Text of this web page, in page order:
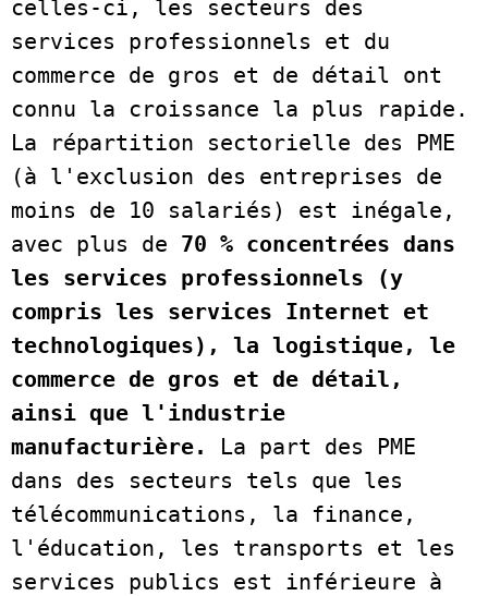
celles-ci, les secteurs des
services professionnels et du
commerce de gros et de détail ont
connu la croissance la plus rapide.
La répartition sectorielle des PME
(à l'exclusion des entreprises de
moins de 10 salariés) est inégale,
avec plus de 70 % concentrées dans
les services professionnels (y
compris les services Internet et
technologiques), la logistique, le
commerce de gros et de détail,
ainsi que l'industrie
manufacturière.
La part des PME
dans des secteurs tels que les
télécommunications, la finance,
l'éducation, les transports et les
services publics est inférieure à